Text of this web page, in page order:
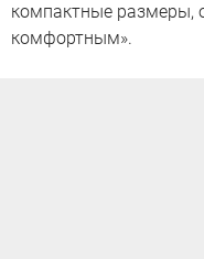
компактные размеры,
комфортным».